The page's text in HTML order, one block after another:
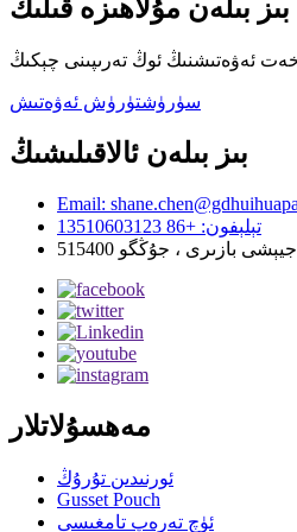
سۈرۈشتۈرۈش ئەۋەتىش
بىز بىلەن ئالاقىلىشىڭ
Email:
تېلېفون: +86 13510603123
بازىرى ، جۇڭگو 515400
مەھسۇلاتلار
ئورنىدىن تۇرۇڭ
Gusset Pouch
ئۈچ تەرەپ تامغىسى